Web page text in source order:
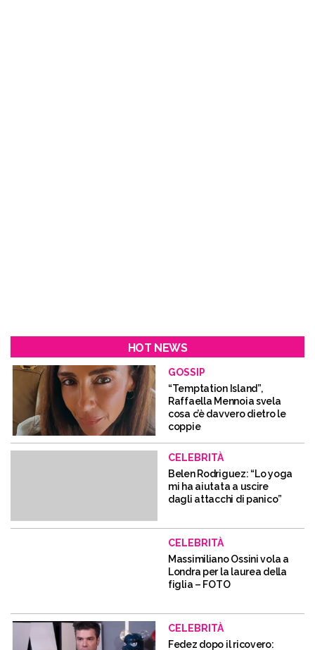
HOT NEWS
GOSSIP
“Temptation Island”,
Raffaella Mennoia svela
cosa c’è davvero dietro le
coppie
CELEBRITÀ
Belen Rodriguez: “Lo yoga
mi ha aiutata a uscire
dagli attacchi di panico”
CELEBRITÀ
Massimiliano Ossini vola a
Londra per la laurea della
figlia – FOTO
CELEBRITÀ
Fedez dopo il ricovero: